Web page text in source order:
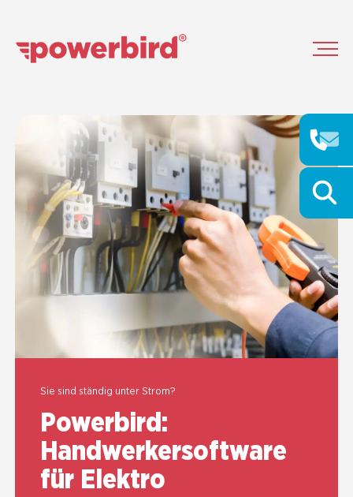
Sie sind stän­dig unter Strom?
Power­bird:
Handwerker­software
für Elek­tro